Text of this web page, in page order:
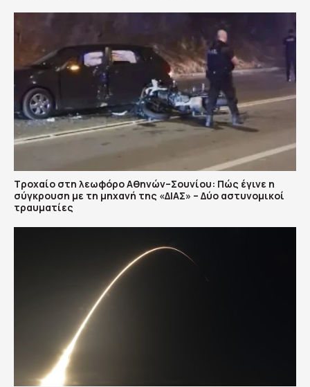
Τροχαίο στη λεωφόρο Αθηνών–Σουνίου: Πώς έγινε η
σύγκρουση με τη μηχανή της «ΔΙΑΣ» – Δύο αστυνομικοί
τραυματίες